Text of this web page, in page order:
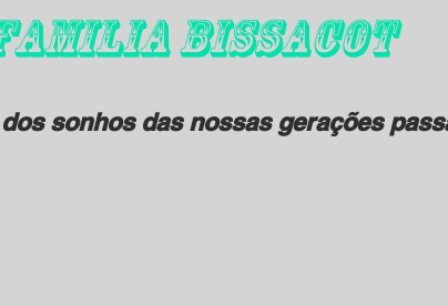
BISSACOT
sonhos das nossas gerações